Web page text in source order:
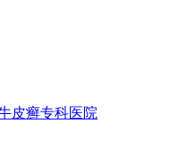
皮癣专科医院